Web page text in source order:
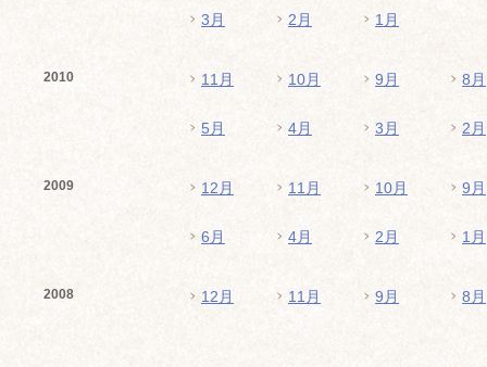
3月 2月 1月
2010 11月 10月 9月 8月
5月 4月 3月 2月
2009 12月 11月 10月 9月
6月 4月 2月 1月
2008 12月 11月 9月 8月